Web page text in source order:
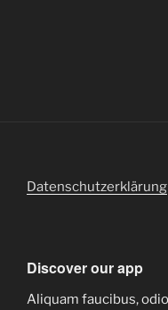
Datenschutzerklärung
Discover our app
Aliquam faucibus,